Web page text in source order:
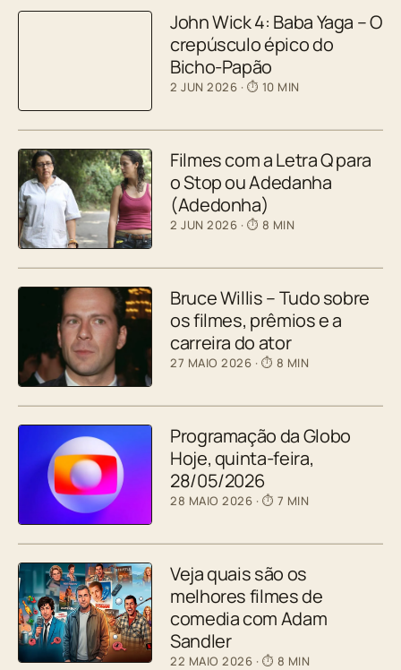
John Wick 4: Baba Yaga – O
crepúsculo épico do
Bicho-Papão
2 JUN 2026 · ⏱ 10 MIN
Filmes com a Letra Q para
o Stop ou Adedanha
(Adedonha)
2 JUN 2026 · ⏱ 8 MIN
Bruce Willis – Tudo sobre
os filmes, prêmios e a
carreira do ator
27 MAIO 2026 · ⏱ 8 MIN
Programação da Globo
Hoje, quinta-feira,
28/05/2026
28 MAIO 2026 · ⏱ 7 MIN
Veja quais são os
melhores filmes de
comedia com Adam
Sandler
22 MAIO 2026 · ⏱ 8 MIN